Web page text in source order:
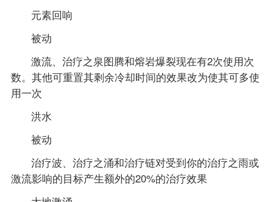
元素回响
被动
激流、治疗之泉图腾和熔岩爆裂现在有2次使用次
数。其他可重置其剩余冷却时间的效果改为使其可多使
用一次
洪水
被动
治疗波、治疗之涌和治疗链对受到你的治疗之雨或
激流影响的目标产生额外的20%的治疗效果